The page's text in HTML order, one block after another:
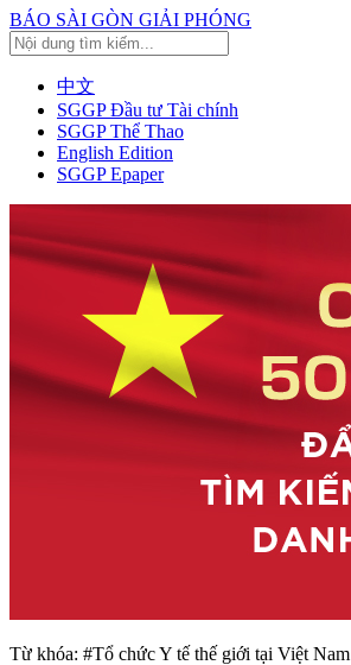
BÁO SÀI GÒN GIẢI PHÓNG
中文
SGGP Đầu tư Tài chính
SGGP Thể Thao
English Edition
SGGP Epaper
Từ khóa: #Tổ chức Y tế thế giới tại Việt Nam